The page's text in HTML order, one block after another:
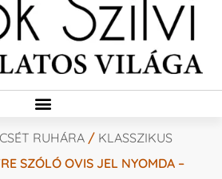
RUHÁRA / KLASSZIKUS
SZÓLÓ OVIS JEL NYOMDA –